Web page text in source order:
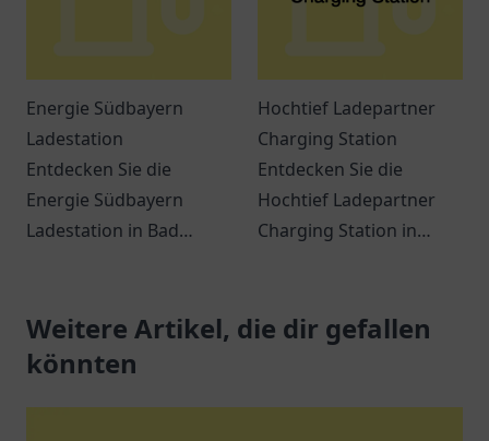
Energie Südbayern
Ladestation
Entdecken Sie die
Energie Südbayern
Ladestation in Bad
mit Elektrofahrzeugen.
Hochtief Ladepartner
Charging Station
Entdecken Sie die
Hochtief Ladepartner
Charging Station in
für Elektrofahrzeuge in
zentraler Lage.
Weitere Artikel, die dir gefallen
könnten